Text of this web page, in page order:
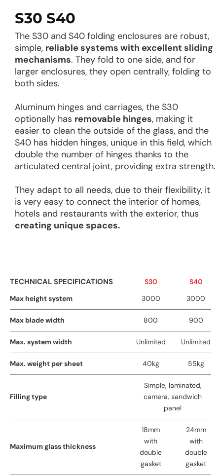
S30 S40
The S30 and S40 folding enclosures are robust,
simple, reliable systems with excellent sliding
mechanisms. They fold to one side, and for
larger enclosures, they open centrally, folding to
both sides.
Aluminum hinges and carriages, the S30
optionally has removable hinges, making it
easier to clean the outside of the glass, and the
S40 has hidden hinges, unique in this field, which
double the number of hinges thanks to the
articulated central joint, providing extra strength.
They adapt to all needs, due to their flexibility, it
is very easy to connect the interior of homes,
hotels and restaurants with the exterior, thus
creating unique spaces.
TECHNICAL SPECIFICATIONS S30
S40
Max height system
3000 3000
Max blade width 800 900
Max. system width Unlimited Unlimited
Max. weight per sheet 40kg 55kg
Filling type
Simple, laminated,
camera, sandwich
panel
Maximum glass thickness
18mm
with
double
gasket
24mm
with
double
gasket